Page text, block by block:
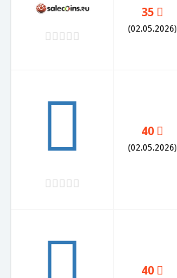
35
(02.05.2026)
40
(02.05.2026)
40